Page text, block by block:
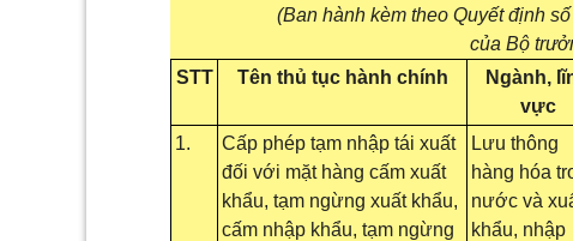
(Ban hành kèm theo Quyết định
của Bộ
STT
Tên thủ tục hành chính
Ngành,
vực
1.
Cấp phép tạm nhập tái xuất
đối với mặt hàng cấm xuất
khẩu, tạm ngừng xuất khẩu,
cấm nhập khẩu, tạm ngừng
Lưu thông
hàng hóa
nước và
khẩu, nhập